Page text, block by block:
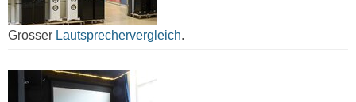
Grosser Lautsprechervergleich.